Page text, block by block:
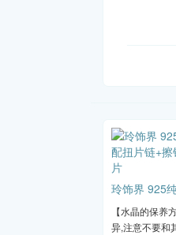
玲饰界 925
【水晶的保养
异,注意不要和